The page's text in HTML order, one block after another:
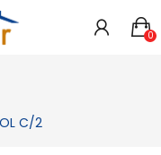
and mobile -
and track assets. 0
C/2